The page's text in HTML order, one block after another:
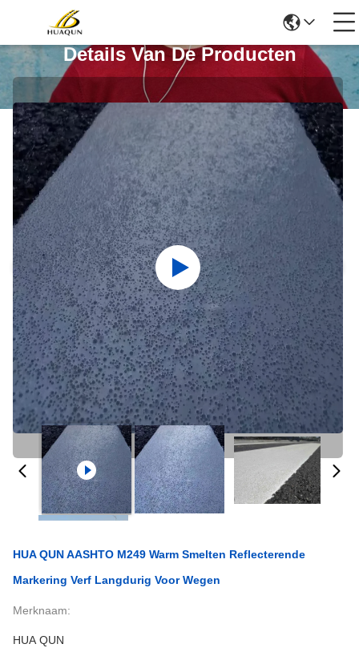
Details Van De Producten
HUA QUN AASHTO M249 Warm Smelten Reflecterende
Markering Verf Langdurig Voor Wegen
Merknaam:
HUA QUN